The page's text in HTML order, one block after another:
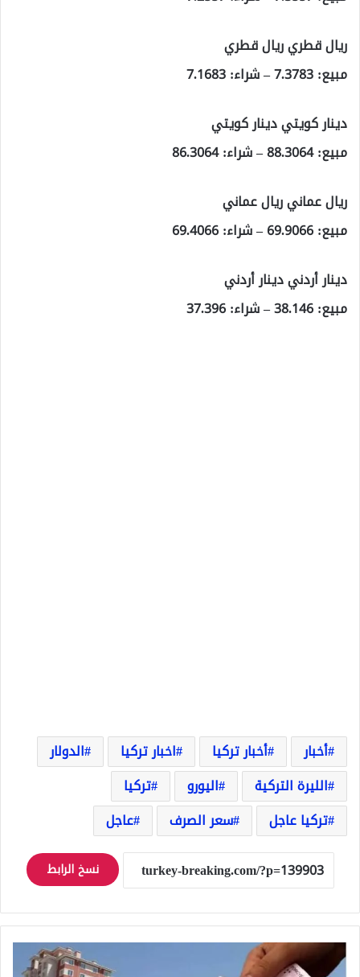
ريال قطري ريال قطري
مبيع: 7.3783 – شراء: 7.1683
دينار كويتي دينار كويتي
مبيع: 88.3064 – شراء: 86.3064
ريال عماني ريال عماني
مبيع: 69.9066 – شراء: 69.4066
دينار أردني دينار أردني
مبيع: 38.146 – شراء: 37.396
أخبار أخبار تركيا اخبار تركيا
الدولار
الليرة التركية
اليورو
تركيا
تركيا عاجل
سعر الصرف عاجل
نسخ الرابط
حادثة
غريبة